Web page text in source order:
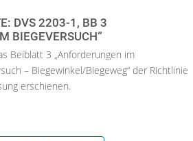
DVS 2203-1, BB 3
BIEGEVERSUCH“
Beiblatt 3 „Anforderungen im
– Biegewinkel/Biegeweg“ der Richtlinie
erschienen.